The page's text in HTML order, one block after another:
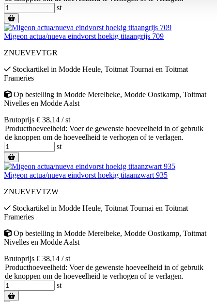
st
Migeon actua/nueva eindvorst hoekig titaangrijs 709
ZNUEVEVTGR
Stockartikel in Modde Heule, Toitmat Tournai en Toitmat
Frameries
Op bestelling in Modde Merelbeke, Modde Oostkamp, Toitmat
Nivelles en Modde Aalst
Brutoprijs € 38,14 / st
Producthoeveelheid: Voer de gewenste hoeveelheid in of gebruik
de knoppen om de hoeveelheid te verhogen of te verlagen.
st
Migeon actua/nueva eindvorst hoekig titaanzwart 935
ZNUEVEVTZW
Stockartikel in Modde Heule, Toitmat Tournai en Toitmat
Frameries
Op bestelling in Modde Merelbeke, Modde Oostkamp, Toitmat
Nivelles en Modde Aalst
Brutoprijs € 38,14 / st
Producthoeveelheid: Voer de gewenste hoeveelheid in of gebruik
de knoppen om de hoeveelheid te verhogen of te verlagen.
st